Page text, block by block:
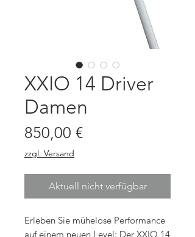
XXIO 14 Driver
Damen
850,00 €Preis
zzgl. Versand
Aktuell nicht verfügbar
Erleben Sie mühelose Performance
auf einem neuen Level: Der XXIO 14